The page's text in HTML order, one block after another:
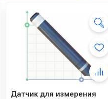
Датчик для измерения